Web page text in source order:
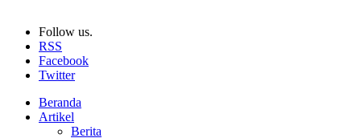
Follow us.
RSS
Facebook
Twitter
Beranda
Artikel
Berita